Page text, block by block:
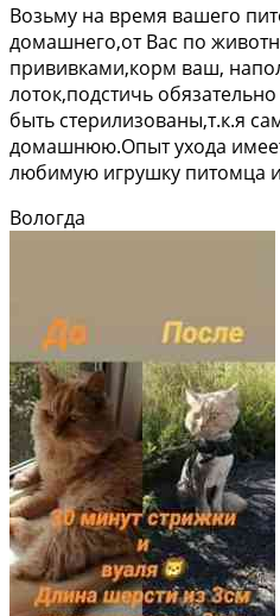
Возьму на время вашего
домашнего,от Вас по
прививками,корм ваш,
лоток,подстичь
быть стерилизованы,т.к.я
домашнюю.Опыт ухода
любимую игрушку питомца
Вологда